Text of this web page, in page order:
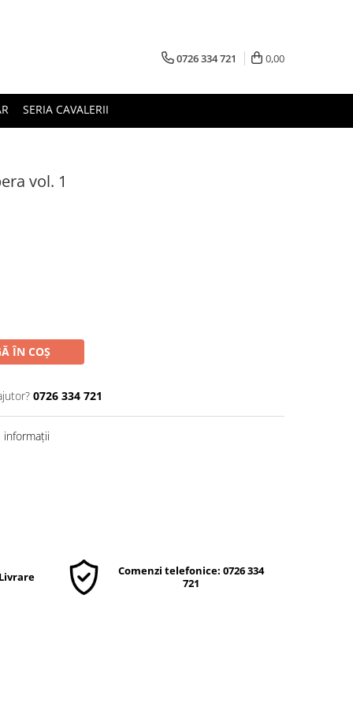
0726 334 721 0,00
SERIA CAVALERII
vol. 1
ÎN COȘ
0726 334 721
Comenzi telefonice: 0726 334
721